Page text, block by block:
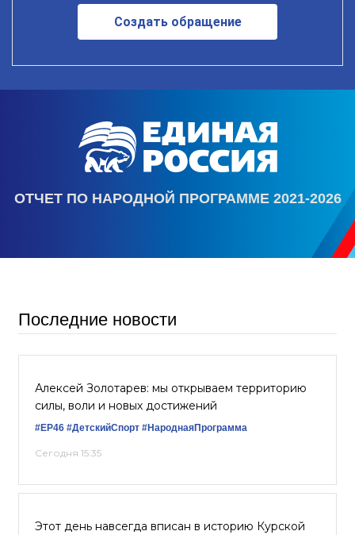
Создать обращение
ОТЧЕТ ПО НАРОДНОЙ ПРОГРАММЕ 2021-2026
Последние новости
Алексей Золотарев: мы открываем территорию
силы, воли и новых достижений
#ЕР46 #ДетскийСпорт #НароднаяПрограмма
Сегодня 15:35
Этот день навсегда вписан в историю Курской